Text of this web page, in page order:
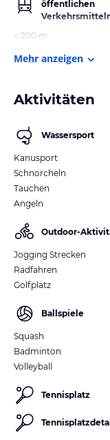
öffentlichen
< 200 m
Mehr anzeigen
Aktivitäten
Wassersport
Kanusport
Schnorcheln
Tauchen
Angeln
Outdoor-
Jogging Strecken
Radfahren
Golfplatz
Ballspiele
Squash
Badminton
Volleyball
Tennisplatz